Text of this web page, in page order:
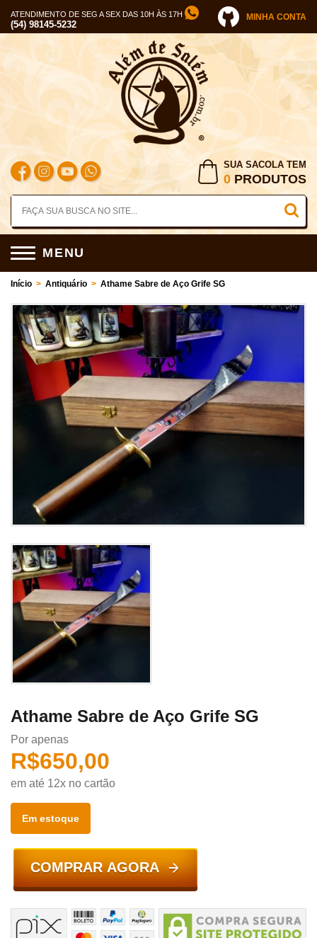
ATENDIMENTO DE SEG A SEX DAS 10H ÀS 17H
(54) 98145-5232
MINHA CONTA
SUA SACOLA TEM
0 PRODUTOS
MENU
Início > Antiquário > Athame Sabre de Aço Grife SG
Athame Sabre de Aço Grife SG
Por apenas
R$650,00
em até 12x no cartão
Em estoque
COMPRAR AGORA